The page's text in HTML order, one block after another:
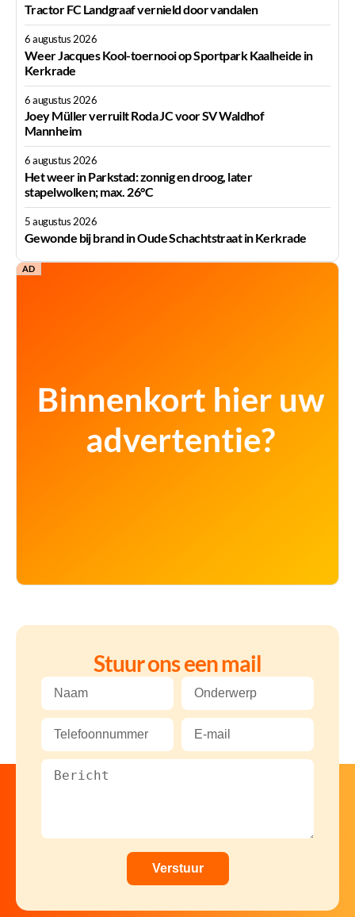
Tractor FC Landgraaf vernield door vandalen
6 augustus 2026
Weer Jacques Kool-toernooi op Sportpark Kaalheide in
Kerkrade
6 augustus 2026
Joey Müller verruilt Roda JC voor SV Waldhof
Mannheim
6 augustus 2026
Het weer in Parkstad: zonnig en droog, later
stapelwolken; max. 26°C
5 augustus 2026
Gewonde bij brand in Oude Schachtstraat in Kerkrade
AD
Stuur ons een mail